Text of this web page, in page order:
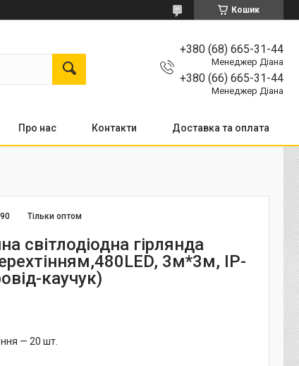
Кошик
+380 (68) 665-31-44
Менеджер Діана
+380 (66) 665-31-44
Менеджер Діана
Про нас Контакти Доставка та оплата
Тільки оптом
світлодіодна гірлянда
3м*3м, IP-
каучук)
— 20 шт.